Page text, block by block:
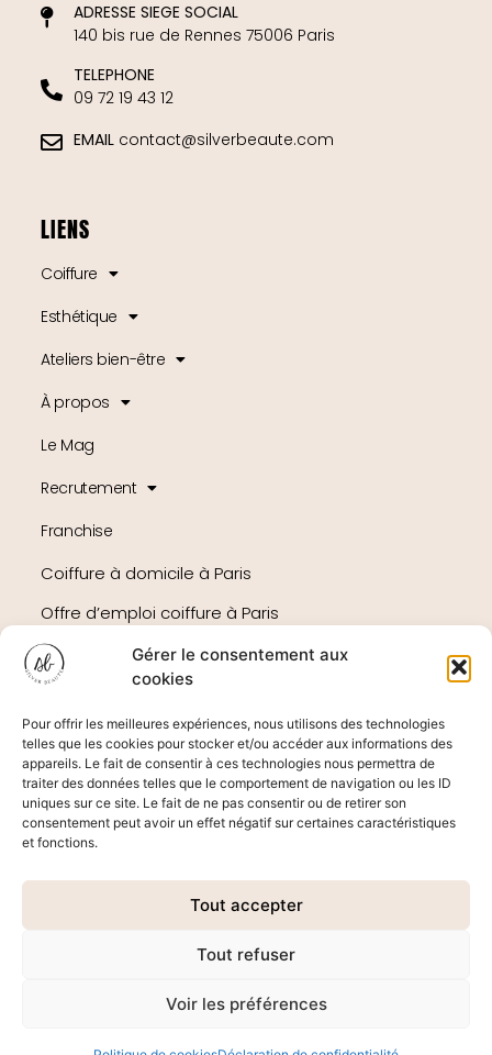
Gérer le consentement aux
cookies
Pour offrir les meilleures expériences, nous utilisons des technologies
telles que les cookies pour stocker et/ou accéder aux informations des
appareils. Le fait de consentir à ces technologies nous permettra de
traiter des données telles que le comportement de navigation ou les ID
uniques sur ce site. Le fait de ne pas consentir ou de retirer son
consentement peut avoir un effet négatif sur certaines caractéristiques
et fonctions.
Tout accepter
Tout refuser
Voir les préférences
ADRESSE SIEGE SOCIAL
140 bis rue de Rennes 75006 Paris
TELEPHONE
09 72 19 43 12
EMAIL contact@silverbeaute.com
LIENS
Coiffure
Esthétique
Ateliers bien-être
À propos
Le Mag
Recrutement
Franchise
Coiffure à domicile à Paris
Offre d’emploi coiffure à Paris
Socio-esthétique à Paris
Foire aux questions
NOS RÉSEAUX
CONNEXION